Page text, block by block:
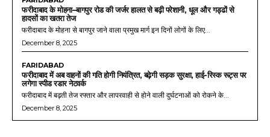
फरीदाबाद के मोहना–बागपुर रोड की जर्जर हालत से बढ़ी परेशानी, धूल और गड्ढों से
हादसों का खतरा तेज
फरीदाबाद के मोहना से बागपुर जाने वाला प्रमुख मार्ग इन दिनों लोगों के लिए...
December 8, 2025
FARIDABAD
फरीदाबाद में अब वाहनों की गति होगी नियंत्रित, बढ़ेगी सड़क सुरक्षा, हाई-रिस्क रूट्स पर
लगेगा स्पीड रडार नेटवर्क
फरीदाबाद में बढ़ती तेज रफ्तार और लापरवाही से होने वाली दुर्घटनाओं को रोकने के...
December 8, 2025